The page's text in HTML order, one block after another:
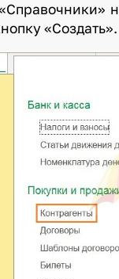
«Создать».